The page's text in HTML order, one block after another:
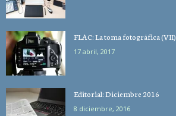
FLAC: La toma fotográfica (VII)
17 abril, 2017
Editorial: Diciembre 2016
8 diciembre, 2016